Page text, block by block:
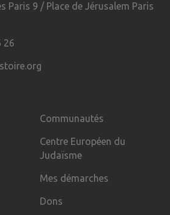
Paris 9 / Place de Jérusalem Paris
26
Communautés
Centre Européen du
Judaïsme
Mes démarches
Dons